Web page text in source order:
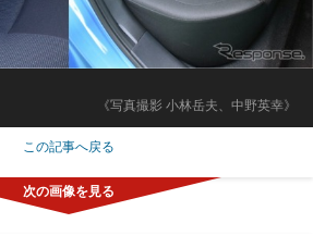
《写真撮影 小林岳夫、中野英幸》
この記事へ戻る